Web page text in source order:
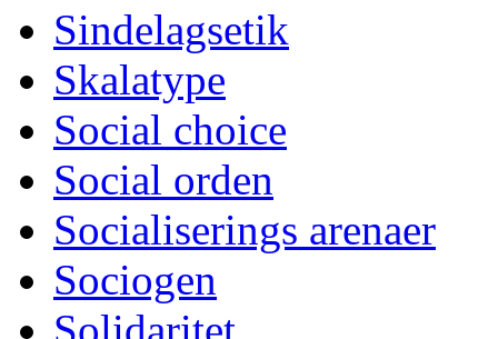
Sindelagsetik
Skalatype
Social choice
Social orden
Socialiserings arenaer
Sociogen
Solidaritet